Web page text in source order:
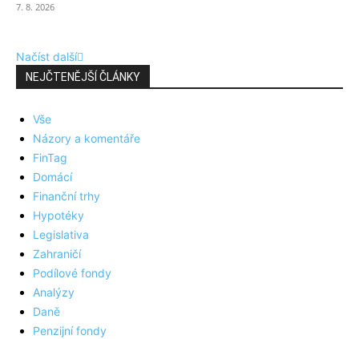
7. 8. 2026
Načíst další
NEJČTENĚJŠÍ ČLÁNKY
Vše
Názory a komentáře
FinTag
Domácí
Finanční trhy
Hypotéky
Legislativa
Zahraničí
Podílové fondy
Analýzy
Daně
Penzijní fondy